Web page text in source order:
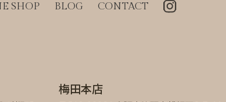
SHOP BLOG CONTACT
梅田本店